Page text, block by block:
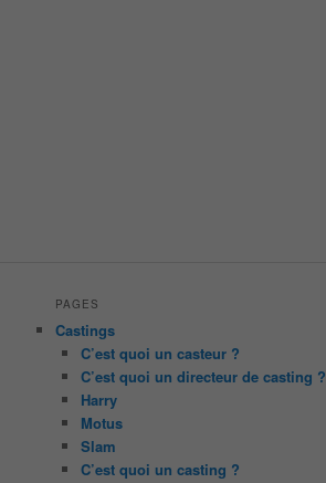
PAGES
Castings
C’est quoi un casteur ?
C’est quoi un directeur de casting ?
Harry
Motus
Slam
C’est quoi un casting ?